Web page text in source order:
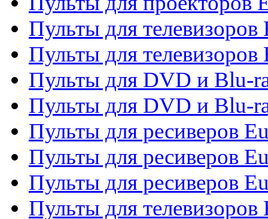
Пульты для телевизоров
Пульты для телевизоров
Пульты для DVD и Blu-
Пульты для DVD и Blu-
Пульты для ресиверов
Пульты для ресиверов
Пульты для ресиверов
Пульты для телевизоров